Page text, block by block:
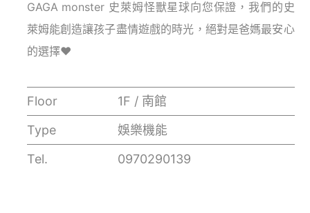
GAGA monster 史萊姆怪獸星球向您保證，我們的史
萊姆能創造讓孩子盡情遊戲的時光，絕對是爸媽最安心
的選擇♥️
Floor
1F / 南館
Type
娛樂機能
Tel.
0970290139